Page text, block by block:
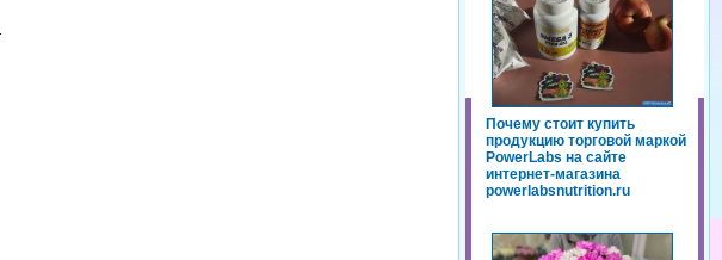
Почему стоит купить
продукцию торговой маркой
PowerLabs на сайте
интернет-магазина
powerlabsnutrition.ru